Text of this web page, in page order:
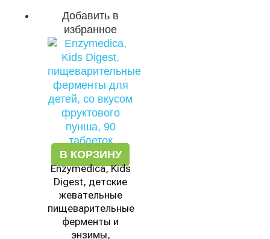
Добавить в
избранное
В КОРЗИНУ
Enzymedica, Kids
Digest, детские
жевательные
пищеварительные
ферменты и
энзимы,